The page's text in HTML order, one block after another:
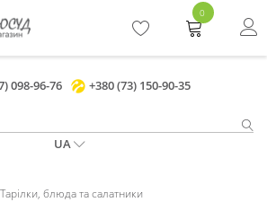
098-96-76 +380 (73) 150-90-35
UA
0
Тарілки, блюда та салатники